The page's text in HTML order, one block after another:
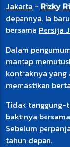
Jakarta - Rizky
depannya. Ia
bersama Persija
Dalam
mantap
kontraknya yang
memastikan
Tidak tanggung-
baktinya
Sebelum
tahun depan.